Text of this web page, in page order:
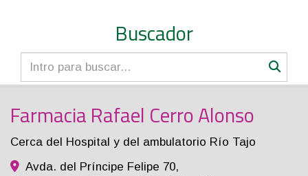
Buscador
Farmacia Rafael Cerro Alonso
Cerca del Hospital y del ambulatorio Río Tajo
Avda. del Príncipe Felipe 70,